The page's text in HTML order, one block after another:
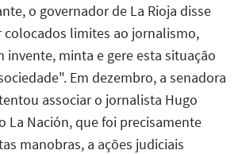
o governador de La Rioja disse
colocados limites ao jornalismo,
invente, minta e gere esta situação
Em dezembro, a senadora
associar o jornalista Hugo
La Nación, que foi precisamente
manobras, a ações judiciais